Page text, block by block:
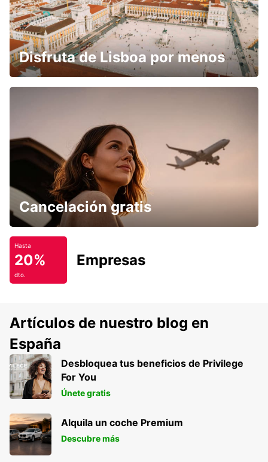
Disfruta de Lisboa por menos
Cancelación gratis
Hasta
20%
dto.
Empresas
Artículos de nuestro blog en
España
Desbloquea tus beneficios de Privilege
For You
Únete gratis
Alquila un coche Premium
Descubre más